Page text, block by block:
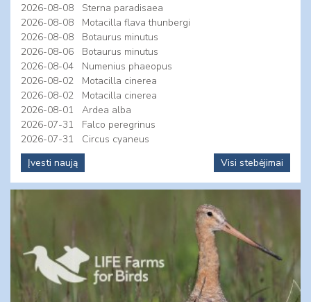
2026-08-08
Sterna paradisaea
2026-08-08
Motacilla flava thunbergi
2026-08-08
Botaurus minutus
2026-08-06
Botaurus minutus
2026-08-04
Numenius phaeopus
2026-08-02
Motacilla cinerea
2026-08-02
Motacilla cinerea
2026-08-01
Ardea alba
2026-07-31
Falco peregrinus
2026-07-31
Circus cyaneus
Įvesti naują
Visi stebėjimai